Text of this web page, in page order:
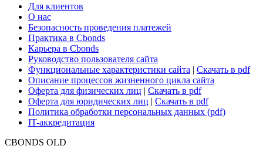
Для клиентов
О нас
Безопасность проведения платежей
Практика в Cbonds
Карьера в Cbonds
Руководство пользователя сайта
Функциональные характеристики сайта | Скачать в pdf
Описание процессов жизненного цикла сайта
Оферта для физических лиц | Скачать в pdf
Оферта для юридических лиц | Скачать в pdf
Политика обработки персональных данных (pdf)
IT-аккредитация
CBONDS OLD